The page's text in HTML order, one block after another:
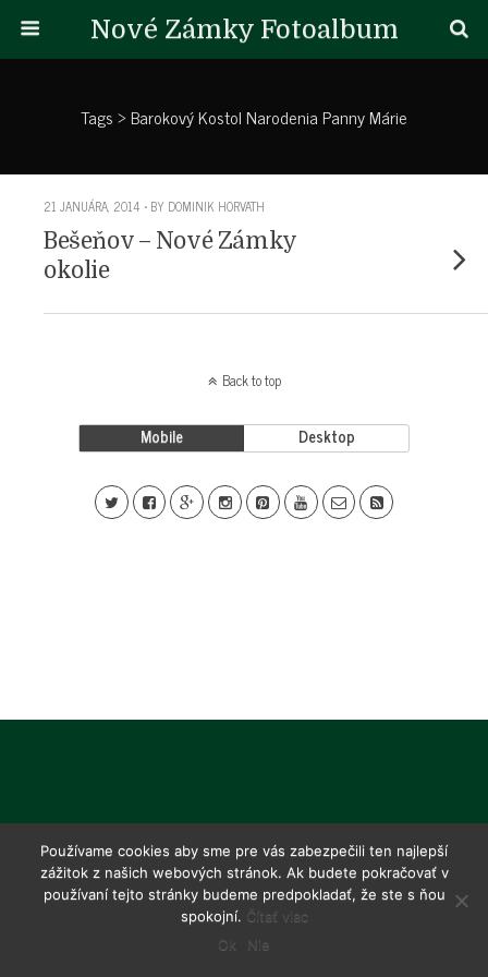
Nové Zámky Fotoalbum
Tags › Barokový Kostol Narodenia Panny Márie
21 JANUÁRA, 2014 • BY DOMINIK HORVATH
Bešeňov – Nové Zámky
okolie
Back to top
Mobile Desktop
Používame cookies aby sme pre vás zabezpečili ten najlepší
zážitok z našich webových stránok. Ak budete pokračovať v
používaní tejto stránky budeme predpokladať, že ste s ňou
spokojní. Čítať viac
Ok
Nie